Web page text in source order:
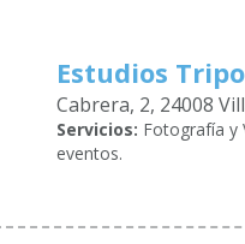
Estudios
Cabrera, 2, 24008
Servicios: Fotografía y
eventos.